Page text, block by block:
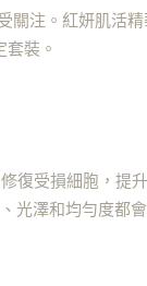
關注。紅妍肌活
裝。
復受損細胞，提
光澤和均勻度都